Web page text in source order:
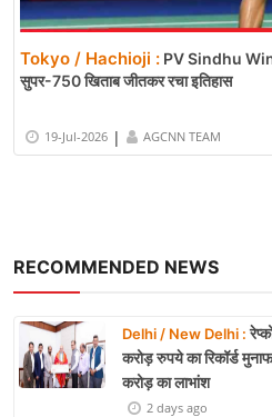
RECOMMENDED NEWS
Delhi / New Delhi :
करोड़ रुपये का रिकॉर्ड
करोड़ का लाभांश
2 days ago
Tokyo / Hachioji : PV Sindhu
सुपर-750 खिताब जीतकर रचा इतिहास
19-Jul-2026 | AGCNN TEAM